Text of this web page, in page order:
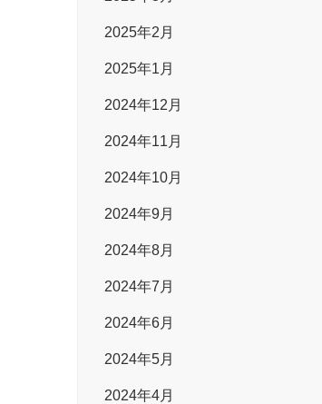
2025年2月
2025年1月
2024年12月
2024年11月
2024年10月
2024年9月
2024年8月
2024年7月
2024年6月
2024年5月
2024年4月